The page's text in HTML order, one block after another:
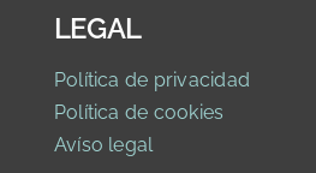
LEGAL
Política de privacidad
Política de cookies
Avíso legal